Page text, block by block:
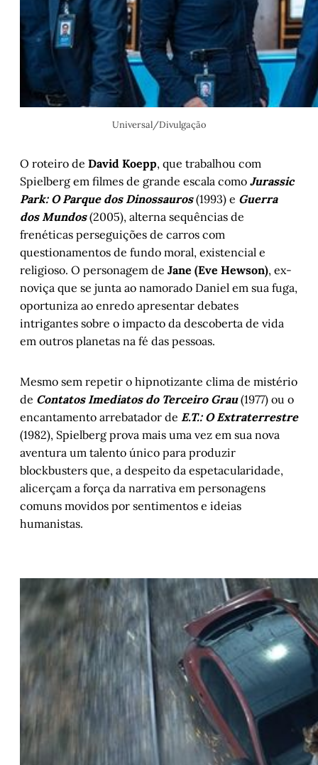
Universal/Divulgação
O roteiro de David Koepp, que trabalhou com
Spielberg em filmes de grande escala como Jurassic
Park: O Parque dos Dinossauros(1993) e Guerra
dos Mundos(2005), alterna sequências de
frenéticas perseguições de carros com
questionamentos de fundo moral, existencial e
religioso. O personagem de Jane (Eve Hewson), ex-
noviça que se junta ao namorado Daniel em sua fuga,
oportuniza ao enredo apresentar debates
intrigantes sobre o impacto da descoberta de vida
em outros planetas na fé das pessoas.
Mesmo sem repetir o hipnotizante clima de mistério
de Contatos Imediatos do Terceiro Grau(1977) ou o
encantamento arrebatador de E.T.: O Extraterrestre
(1982), Spielberg prova mais uma vez em sua nova
aventura um talento único para produzir
blockbusters que, a despeito da espetacularidade,
alicerçam a força da narrativa em personagens
comuns movidos por sentimentos e ideias
humanistas.